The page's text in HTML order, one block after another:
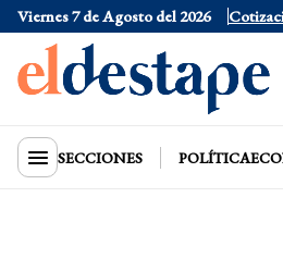
Viernes 7 de Agosto del 2026
Dólar Oficial $1520
SECCIONES POLÍTICA